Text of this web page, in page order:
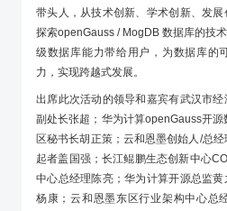
带头人，从技术创新、学术创新、发
探索openGauss / MogDB 数据库的技
级数据库能力带给用户，为数据库的
力，实现跨越式发展。
出席此次活动的领导和嘉宾有武汉市
副处长张超；华为计算openGauss开
区秘书长胡正策；云和恩墨创始人/总
起者盖国强；长江鲲鹏生态创新中心
中心总经理陈亮；华为计算开源总监
杨康；云和恩墨东区行业架构中心总